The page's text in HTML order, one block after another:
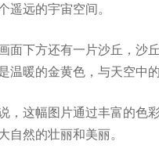
遥远的宇宙空间。
面下方还有一片沙丘，沙
温暖的金黄色，与天空中
，这幅图片通过丰富的色
自然的壮丽和美丽。